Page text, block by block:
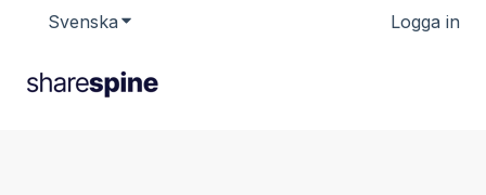
Svenska Visa undermenyer för översättningarLogga in